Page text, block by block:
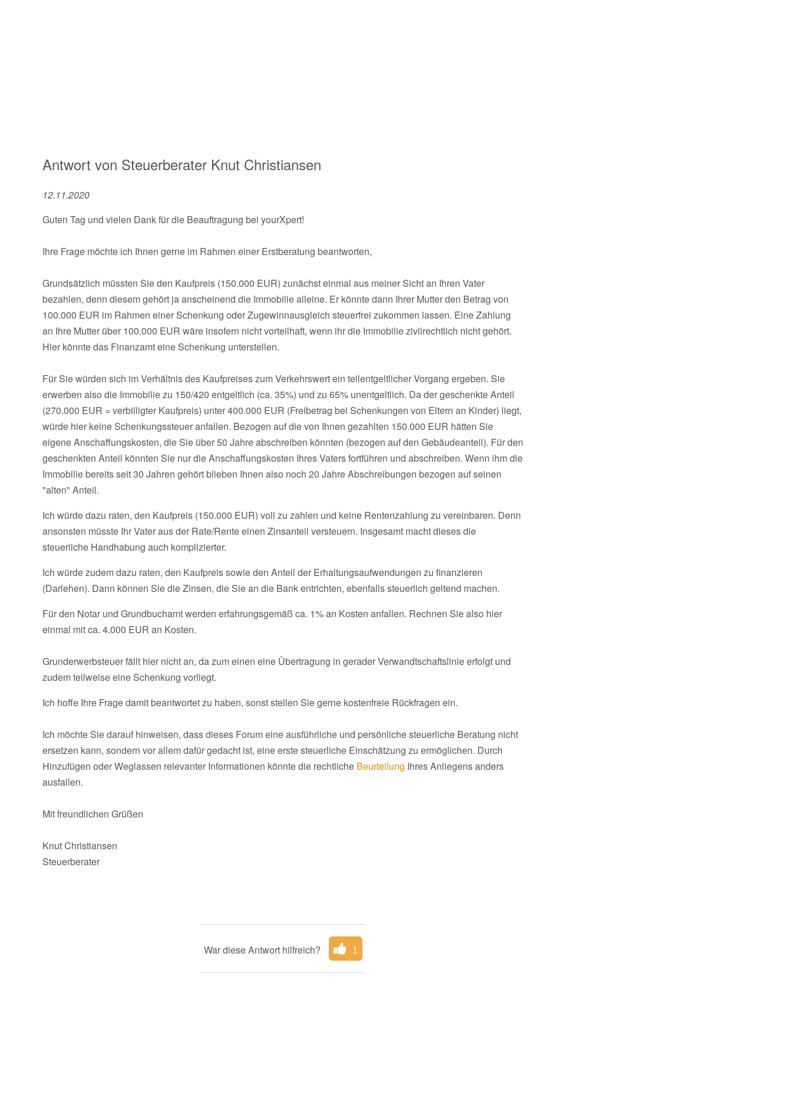
Antwort von Steuerberater Knut Christiansen
12.11.2020
Guten Tag und vielen Dank für die Beauftragung bei yourXpert!
Ihre Frage möchte ich Ihnen gerne im Rahmen einer Erstberatung beantworten,
Grundsätzlich müssten Sie den Kaufpreis (150.000 EUR) zunächst einmal aus meiner Sicht an Ihren Vater
bezahlen, denn diesem gehört ja anscheinend die Immobilie alleine. Er könnte dann Ihrer Mutter den Betrag von
100.000 EUR im Rahmen einer Schenkung oder Zugewinnausgleich steuerfrei zukommen lassen. Eine Zahlung
an Ihre Mutter über 100.000 EUR wäre insofern nicht vorteilhaft, wenn ihr die Immobilie zivilrechtlich nicht gehört.
Hier könnte das Finanzamt eine Schenkung unterstellen.
Für Sie würden sich im Verhältnis des Kaufpreises zum Verkehrswert ein teilentgeltlicher Vorgang ergeben. Sie
erwerben also die Immobilie zu 150/420 entgeltlich (ca. 35%) und zu 65% unentgeltlich. Da der geschenkte Anteil
(270.000 EUR = verbilligter Kaufpreis) unter 400.000 EUR (Freibetrag bei Schenkungen von Eltern an Kinder) liegt,
würde hier keine Schenkungssteuer anfallen. Bezogen auf die von Ihnen gezahlten 150.000 EUR hätten Sie
eigene Anschaffungskosten, die Sie über 50 Jahre abschreiben könnten (bezogen auf den Gebäudeanteil). Für den
geschenkten Anteil könnten Sie nur die Anschaffungskosten Ihres Vaters fortführen und abschreiben. Wenn ihm die
Immobilie bereits seit 30 Jahren gehört blieben Ihnen also noch 20 Jahre Abschreibungen bezogen auf seinen
"alten" Anteil.
Ich würde dazu raten, den Kaufpreis (150.000 EUR) voll zu zahlen und keine Rentenzahlung zu vereinbaren. Denn
ansonsten müsste Ihr Vater aus der Rate/Rente einen Zinsanteil versteuern. Insgesamt macht dieses die
steuerliche Handhabung auch komplizierter.
Ich würde zudem dazu raten, den Kaufpreis sowie den Anteil der Erhaltungsaufwendungen zu finanzieren
(Darlehen). Dann können Sie die Zinsen, die Sie an die Bank entrichten, ebenfalls steuerlich geltend machen.
Für den Notar und Grundbuchamt werden erfahrungsgemäß ca. 1% an Kosten anfallen. Rechnen Sie also hier
einmal mit ca. 4.000 EUR an Kosten.
Grunderwerbsteuer fällt hier nicht an, da zum einen eine Übertragung in gerader Verwandtschaftslinie erfolgt und
zudem teilweise eine Schenkung vorliegt.
Ich hoffe Ihre Frage damit beantwortet zu haben, sonst stellen Sie gerne kostenfreie Rückfragen ein.
Ich möchte Sie darauf hinweisen, dass dieses Forum eine ausführliche und persönliche steuerliche Beratung nicht
ersetzen kann, sondern vor allem dafür gedacht ist, eine erste steuerliche Einschätzung zu ermöglichen. Durch
Hinzufügen oder Weglassen relevanter Informationen könnte die rechtliche Beurteilung Ihres Anliegens anders
ausfallen.
Mit freundlichen Grüßen
Knut Christiansen
Steuerberater
War diese Antwort hilfreich? 1